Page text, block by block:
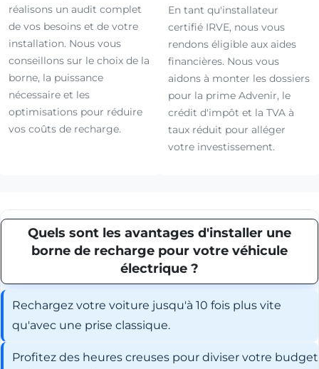
réalisons un audit complet
de vos besoins et de votre
installation. Nous vous
conseillons sur le choix de la
borne, la puissance
nécessaire et les
optimisations pour réduire
vos coûts de recharge.
En tant qu'installateur
certifié IRVE, nous vous
rendons éligible aux aides
financières. Nous vous
aidons à monter les dossiers
pour la prime Advenir, le
crédit d'impôt et la TVA à
taux réduit pour alléger
votre investissement.
Quels sont les avantages d'installer une
borne de recharge pour votre véhicule
électrique ?
Rechargez votre voiture jusqu'à 10 fois plus vite
qu'avec une prise classique.
Profitez des heures creuses pour diviser votre budget